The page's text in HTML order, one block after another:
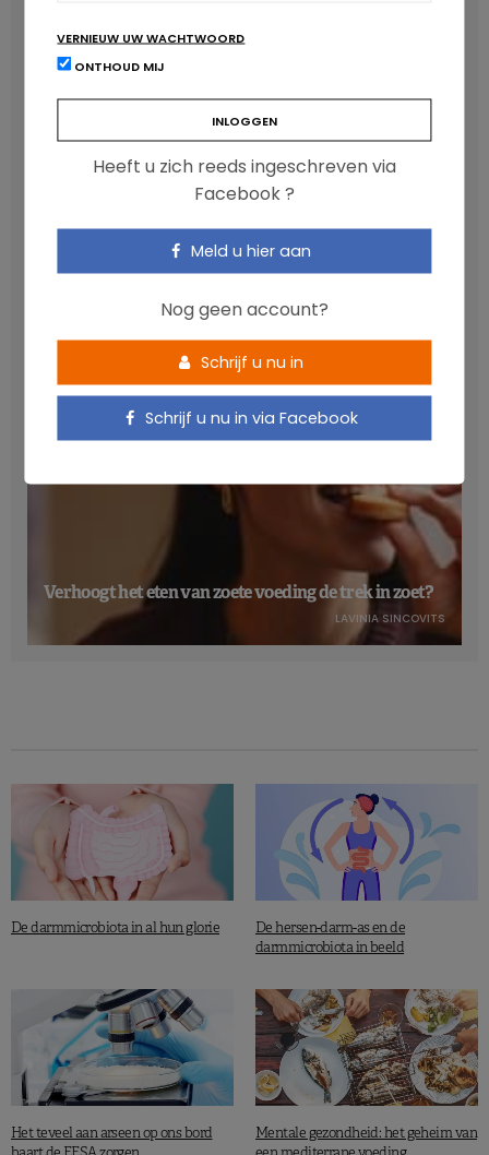
Anthocyanen: gunstig voor de cardiometabole
Verhoogt het eten van zoete voeding de trek in zoet?
LAVINIA SINCOVITS
De darmmicrobiota in al hun glorie
De hersen-darm-as en de
darmmicrobiota in beeld
Het teveel aan arseen op ons bord
Mentale gezondheid: het geheim van
VERNIEUW UW WACHTWOORD
ONTHOUD MIJ
Heeft u zich reeds ingeschreven via
Facebook ?
Meld u hier aan
Nog geen account?
Schrijf u nu in
Schrijf u nu in via Facebook